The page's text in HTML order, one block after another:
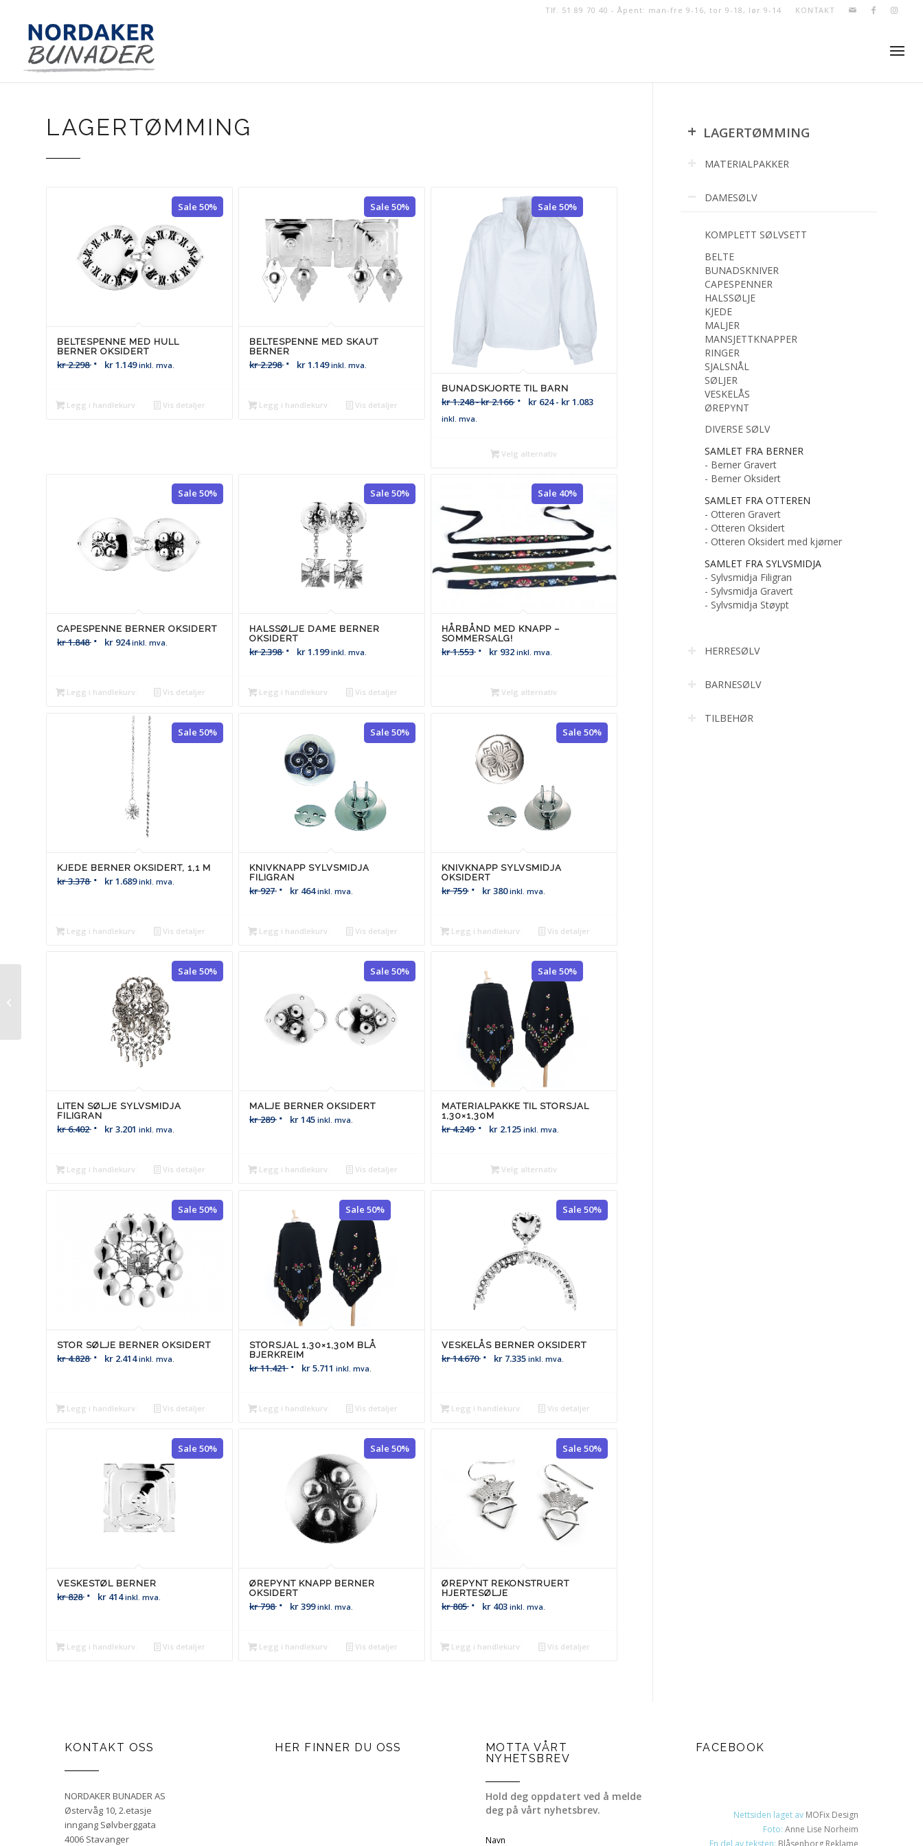
KONTAKT
Tlf. 51 89 70 40 - Åpent: man-fre 9-16, tor 9-18, lør 9-14
LAGERTØMMING
Sale 50%
BELTESPENNE MED HULL
BERNER OKSIDERT
kr2.298 kr1.149 inkl. mva.
Legg i handlekurv Vis detaljer
Sale 50%
BELTESPENNE MED SKAUT
BERNER
kr2.298 kr1.149 inkl. mva.
Legg i handlekurv Vis detaljer
Sale 50%
BUNADSKJORTE TIL BARN
kr1.248-kr2.166 kr624- kr1.083
inkl. mva.
Velg alternativ
Sale 50%
CAPESPENNE BERNER OKSIDERT
kr1.848 kr 924 inkl. mva.
Legg i handlekurv Vis detaljer
Sale 50%
HALSSØLJE DAME BERNER
OKSIDERT
kr2.398 kr1.199 inkl. mva.
Legg i handlekurv Vis detaljer
Sale 40%
HÅRBÅND MED KNAPP –
SOMMERSALG!
kr1.553 kr932 inkl. mva.
Velg alternativ
Sale 50%
KJEDE BERNER OKSIDERT, 1,1 M
kr3.378 kr1.689 inkl. mva.
Legg i handlekurv Vis detaljer
Sale 50%
KNIVKNAPP SYLVSMIDJA
FILIGRAN
kr927 kr464 inkl. mva.
Legg i handlekurv Vis detaljer
Sale 50%
KNIVKNAPP SYLVSMIDJA
OKSIDERT
kr759 kr380 inkl. mva.
Legg i handlekurv Vis detaljer
Sale 50%
LITEN SØLJE SYLVSMIDJA
FILIGRAN
kr6.402 kr3.201 inkl. mva.
Legg i handlekurv Vis detaljer
Sale 50%
MALJE BERNER OKSIDERT
kr289 kr145 inkl. mva.
Legg i handlekurv Vis detaljer
Sale 50%
MATERIALPAKKE TIL STORSJAL
1,30×1,30M
kr4.249 kr2.125 inkl. mva.
Velg alternativ
Sale 50%
STOR SØLJE BERNER OKSIDERT
kr4.828 kr 2.414 inkl. mva.
Legg i handlekurv Vis detaljer
Sale 50%
STORSJAL 1,30×1,30M BLÅ
BJERKREIM
kr11.421 kr5.711 inkl. mva.
Legg i handlekurv Vis detaljer
Sale 50%
VESKELÅS BERNER OKSIDERT
kr14.670 kr7.335 inkl. mva.
Legg i handlekurv Vis detaljer
Sale 50%
VESKESTØL BERNER
kr828 kr 414 inkl. mva.
Legg i handlekurv Vis detaljer
Sale 50%
ØREPYNT KNAPP BERNER
OKSIDERT
kr798 kr399 inkl. mva.
Legg i handlekurv Vis detaljer
Sale 50%
ØREPYNT REKONSTRUERT
HJERTESØLJE
kr805 kr403 inkl. mva.
Legg i handlekurv Vis detaljer
+ LAGERTØMMING
MATERIALPAKKER
DAMESØLV
KOMPLETT SØLVSETT
BELTE
BUNADSKNIVER
CAPESPENNER
HALSSØLJE
KJEDE
MALJER
MANSJETTKNAPPER
RINGER
SJALSNÅL
SØLJER
VESKELÅS
ØREPYNT
DIVERSE SØLV
SAMLET FRA BERNER
- Berner Gravert
- Berner Oksidert
SAMLET FRA OTTEREN
- Otteren Gravert
- Otteren Oksidert
- Otteren Oksidert med kjørner
SAMLET FRA SYLVSMIDJA
- Sylvsmidja Filigran
- Sylvsmidja Gravert
- Sylvsmidja Støypt
HERRESØLV
BARNESØLV
TILBEHØR
KONTAKT OSS
NORDAKER BUNADER AS
Østervåg 10, 2.etasje
inngang Sølvberggata
4006 Stavanger
HER FINNER DU OSS
MOTTA VÅRT
NYHETSBREV
Hold deg oppdatert ved å melde
deg på vårt nyhetsbrev.
Navn
FACEBOOK
Nettsiden laget av MOFix Design
Foto: Anne Lise Norheim
En del av teksten: Blåsenborg Reklame